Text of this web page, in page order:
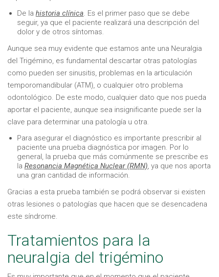
De la historia clínica. Es el primer paso que se debe
seguir, ya que el paciente realizará una descripción del
dolor y de otros síntomas.
Aunque sea muy evidente que estamos ante una Neuralgia
del Trigémino, es fundamental descartar otras patologías
como pueden ser sinusitis, problemas en la articulación
temporomandibular (ATM), o cualquier otro problema
odontológico. De este modo, cualquier dato que nos pueda
aportar el paciente, aunque sea insignificante puede ser la
clave para determinar una patología u otra.
Para asegurar el diagnóstico es importante prescribir al
paciente una prueba diagnóstica por imagen. Por lo
general, la prueba que más comúnmente se prescribe es
la Resonancia Magnética Nuclear (RMN), ya que nos aporta
una gran cantidad de información.
Gracias a esta prueba también se podrá observar si existen
otras lesiones o patologías que hacen que se desencadena
este síndrome.
Tratamientos para la
neuralgia del trigémino